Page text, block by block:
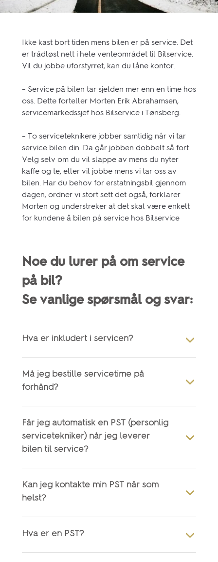
Ikke kast bort tiden mens bilen er på service. Det
er trådløst nett i hele venteområdet til Bilservice.
Vil du jobbe uforstyrret, kan du låne kontor.​
– Service på bilen tar sjelden mer enn en time hos
oss. Dette forteller Morten Erik Abrahamsen,
servicemarkedssjef hos Bilservice i Tønsberg. ​
– To serviceteknikere jobber samtidig når vi tar
service bilen din. Da går jobben dobbelt så fort.
Velg selv om du vil slappe av mens du nyter
kaffe og te, eller vil jobbe mens vi tar oss av
bilen. Har du behov for erstatningsbil gjennom
dagen, ordner vi stort sett det også, forklarer
Morten og understreker at det skal være enkelt
for kundene å bilen på service hos Bilservice
Noe du lurer på om service
på bil?
Se vanlige spørsmål og svar:
Hva er inkludert i servicen?
Må jeg bestille servicetime på
forhånd?
Får jeg automatisk en PST (personlig
servicetekniker) når jeg leverer
bilen til service?
Kan jeg kontakte min PST når som
helst?
Hva er en PST?